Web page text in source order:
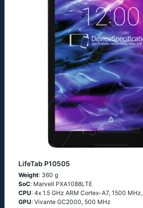
LifeTab P10505
Weight: 360 g
SoC: Маrvеll РХА1088LТЕ
CPU: 4х 1.5 GНz АRМ Соrtех-А7, 1500 MHz,
GPU: Vivante GC2000, 500 MHz